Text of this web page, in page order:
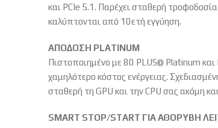
και PCIe 5.1. Παρέχει σταθερή
καλύπτονται από 10ετή εγγύηση.
ΑΠΟΔΟΣΗ PLATINUM
Πιστοποιημένο με 80 PLUS@ Platinum
χαμηλότερο κόστος ενέργειας.
σταθερή τη GPU και την CPU σας ακόμη
SMART STOP/START ΓΙΑ ΑΘΟΡΥΒΗ